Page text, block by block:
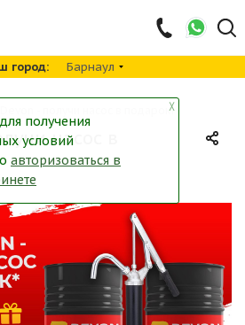
город Барнаул
Devon - получи насос в подарок!
насос в
╳
для получения
условий
авторизоваться в